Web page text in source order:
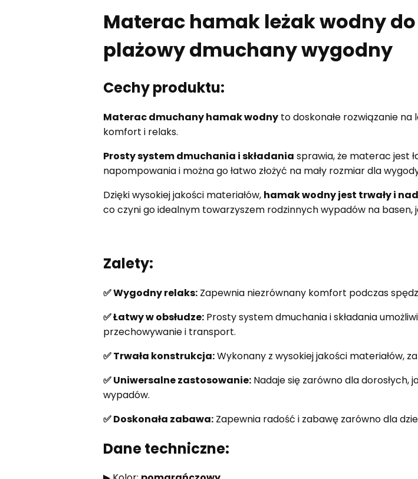
Materac hamak leżak wodny
plażowy dmuchany wygodny
Cechy produktu:
Materac dmuchany hamak wodnyto doskonałe rozwiązanie na
komfort i relaks.
Prosty system dmuchania i składania sprawia, że materac jest
napompowania i można go łatwo złożyć na mały rozmiar dla
Dzięki wysokiej jakości materiałów, hamak wodny jest trwały i
co czyni go idealnym towarzyszem rodzinnych wypadów na basen,
Zalety:
✅Wygodny relaks:Zapewnia niezrównany komfort podczas
✅Łatwy w obsłudze:Prosty system dmuchania i składania
przechowywanie i transport.
✅Trwała konstrukcja:Wykonany z wysokiej jakości materiałów,
✅Uniwersalne zastosowanie:Nadaje się zarówno dla dorosłych,
wypadów.
✅Doskonała zabawa:Zapewnia radość i zabawę zarówno dla
Dane techniczne: